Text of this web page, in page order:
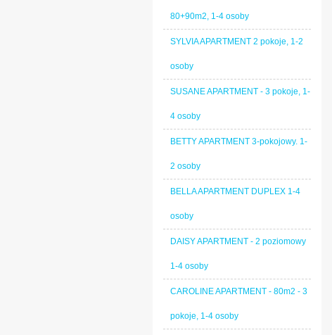
80+90m2, 1-4 osoby
SYLVIA APARTMENT 2 pokoje, 1-2
osoby
SUSANE APARTMENT - 3 pokoje, 1-
4 osoby
BETTY APARTMENT 3-pokojowy. 1-
2 osoby
BELLA APARTMENT DUPLEX 1-4
osoby
DAISY APARTMENT - 2 poziomowy
1-4 osoby
CAROLINE APARTMENT - 80m2 - 3
pokoje, 1-4 osoby